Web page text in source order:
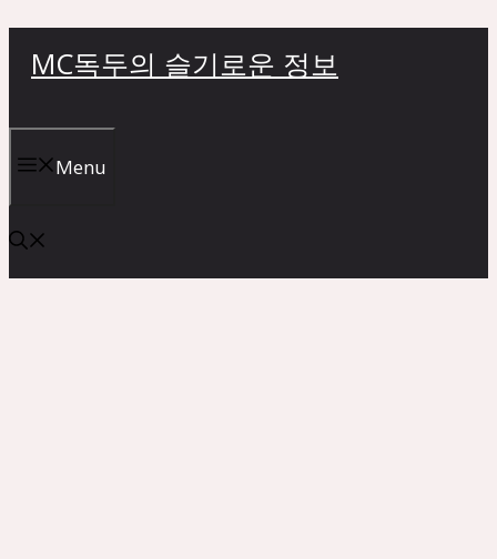
너
뛰
기
MC독두의 슬기로운 정보
Menu